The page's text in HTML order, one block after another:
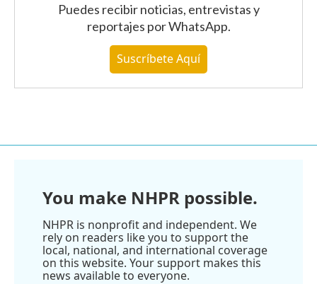
Puedes recibir noticias, entrevistas y
reportajes por WhatsApp.
Suscríbete Aquí
You make NHPR possible.
NHPR is nonprofit and independent. We
rely on readers like you to support the
local, national, and international coverage
on this website. Your support makes this
news available to everyone.